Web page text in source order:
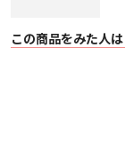
この商品をみた人